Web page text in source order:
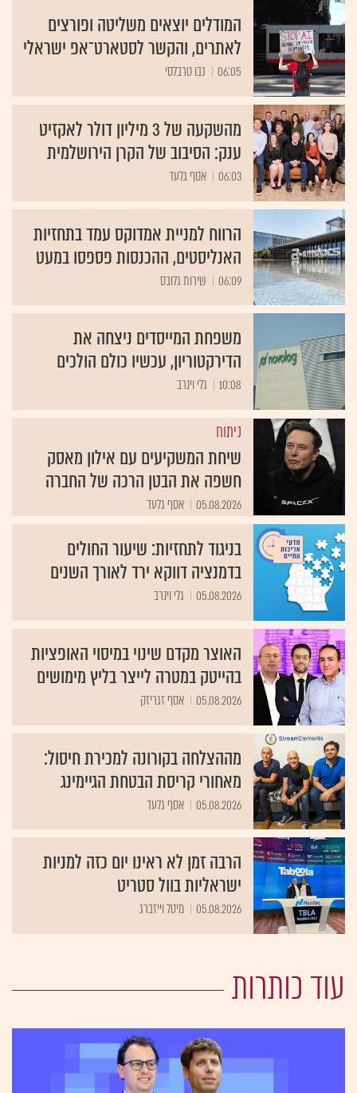
המודלים יוצאים משליטה ופורצים
לאתרים, והקשר לסטארט־אפ ישראלי
06:05 נבו טרבלסי
מהשקעה של 3 מיליון דולר לאקזיט
ענק: הסיבוב של הקרן הירושלמית
06:03 אסף גלעד
הרווח למניית אמדוקס עמד בתחזיות
האנליסטים, ההכנסות פספסו במעט
06:09 שירות גלובס
משפחת המייסדים ניצחה את
הדירקטוריון, עכשיו כולם הולכים
10:08 גלי וינרב
ניתוח
שיחת המשקיעים עם אילון מאסק
חשפה את הבטן הרכה של החברה
05.08.2026 אסף גלעד
בניגוד לתחזיות: שיעור החולים
בדמנציה דווקא ירד לאורך השנים
05.08.2026 גלי וינרב
האוצר מקדם שינוי במיסוי האופציות
בהייטק במטרה לייצר בליץ מימושים
05.08.2026 אסף זגריזק
מההצלחה בקורונה למכירת חיסול:
מאחורי קריסת הבטחת הגיימינג
05.08.2026 אסף גלעד
הרבה זמן לא ראינו יום כזה למניות
ישראליות בוול סטריט
05.08.2026 מיטל וייזברג
עוד כותרות